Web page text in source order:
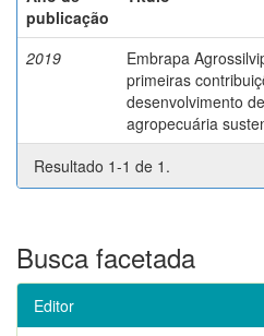
publicação
2019
Embrapa
primeiras
desenvolvimento
agropecuária
Resultado 1-1 de 1.
Busca facetada
Editor